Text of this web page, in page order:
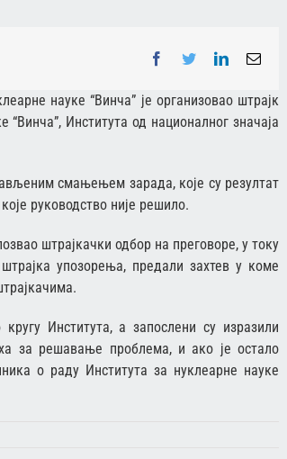
Facebook
TwitterLinkedInEmail
науке “Винча” је организовао штрајк
Института од националног значаја
смањењем зарада, које су резултат
руководство није решило.
штрајкачки одбор на преговоре, у току
упозорења, предали захтев у коме
Института, а запослени су изразили
за решавање проблема, и ако је остало
о раду Института за нуклеарне науке